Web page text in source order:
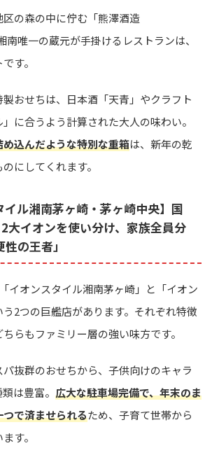
の森の中に佇む「熊澤酒造
南唯一の蔵元が手掛けるレストランは、
す。
おせちは、日本酒「天青」やクラフト
に合うよう計算された大人の味わい。
込んだような特別な重箱は、新年の乾
にしてくれます。
ル湘南茅ヶ崎・茅ヶ崎中央】国
大イオンを使い分け、家族全員分
の王者」
イオンスタイル湘南茅ヶ崎」と「イオン
2つの巨艦店があります。それぞれ特徴
らもファミリー層の強い味方です。
パ抜群のおせちから、子供向けのキャラ
は豊富。 広大な駐車場完備で、年末のま
で済ませられるため、子育て世帯から
す。